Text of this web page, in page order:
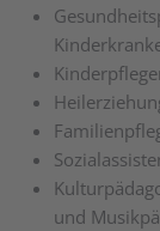
und